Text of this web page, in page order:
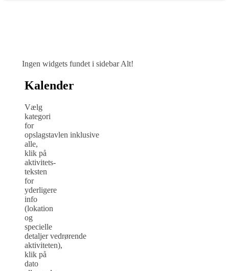
Ingen widgets fundet i sidebar Alt!
Kalender
Vælg
kategori
for
opslagstavlen inklusive
alle,
klik på
aktivitets-
teksten
for
yderligere
info
(lokation
og
specielle
detaljer vedrørende
aktiviteten),
klik på
dato